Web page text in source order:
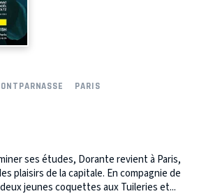
PARIS
ses études, Dorante revient à Paris,
plaisirs de la capitale. En compagnie de
jeunes coquettes aux Tuileries et...